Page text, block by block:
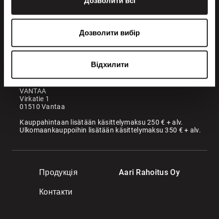
Дозволити вибір
Відхилити
Продукція Aari Rahoitus Oy
Контакти
+358 200 70070
Офіс
VANTAA
Virkatie 1
01510 Vantaa
Kauppahintaan lisätään käsittelymaksu 250 € + alv.
Ulkomaankauppoihin lisätään käsittelymaksu 350 € + alv.